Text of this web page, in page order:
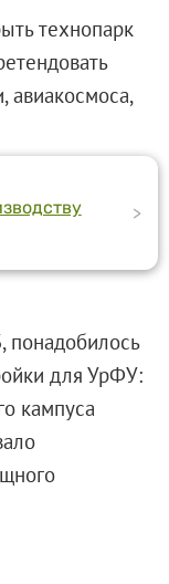
технопарк
авиакосмоса,
>
понадобилось
для УрФУ:
кампуса